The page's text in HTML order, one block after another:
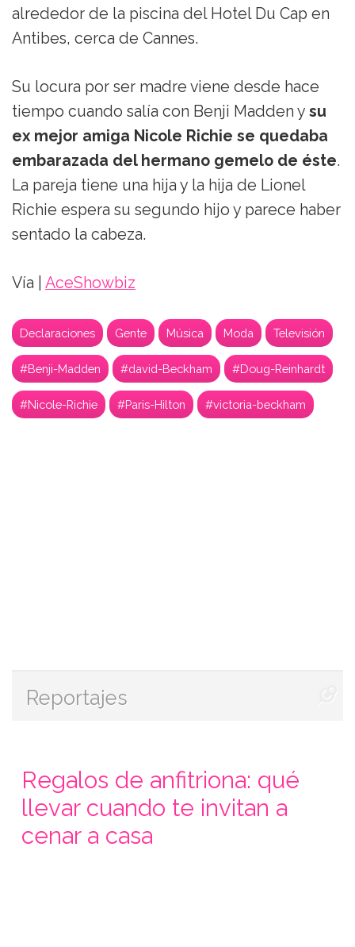
alrededor de la piscina del Hotel Du Cap en
Antibes, cerca de Cannes.
Su locura por ser madre viene desde hace
tiempo cuando salía con Benji Madden y su
ex mejor amiga Nicole Richie se quedaba
embarazada del hermano gemelo de éste.
La pareja tiene una hija y la hija de Lionel
Richie espera su segundo hijo y parece haber
sentado la cabeza.
Vía | AceShowbiz
Declaraciones Gente Música Moda Televisión
#Benji-Madden #david-Beckham #Doug-Reinhardt
#Nicole-Richie #Paris-Hilton #victoria-beckham
Reportajes
Regalos de anfitriona: qué
llevar cuando te invitan a
cenar a casa